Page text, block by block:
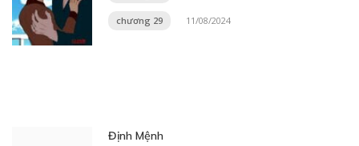
chương 29 11/08/2024
Định Mệnh